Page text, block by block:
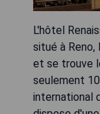
L'hôtel
situé à
et se trouve
seulement
international